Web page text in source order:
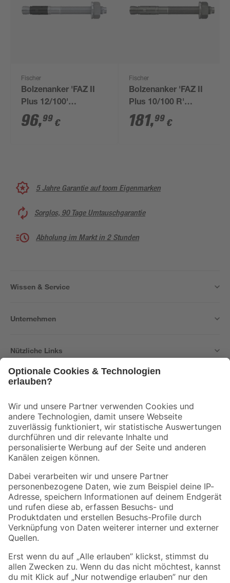
Fischer
Bolzenanker 'FAZ II
Plus 12/100'
galvanisch verzinkt,
20 Stück
96,99 €
Fischer
Bolzenanker 'FAZ II
Plus 10/100 R'
rostfreier Stahl, 20
Stück
181,99 €
5 Jahre Garantie auf toom Eigenmarken
Sorglos, 90 Tage Umtauschgarantie
Abholung im Markt in 2 Stunden
Wissen & Service
Unternehmen
Nützliche Links
Der toom Newsletter: Keine Angebote und Aktionen mehr verpassen!
Zur Newsletter Anmeldung
Folge uns
Zahlungsarten Versandarten
Sicher einkaufen
Jetzt die toom-App herunterladen